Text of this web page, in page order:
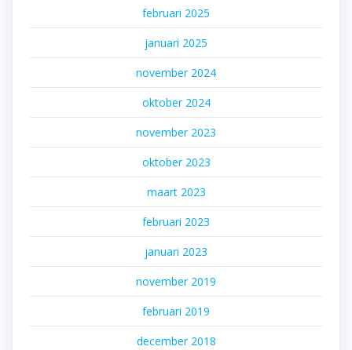
februari 2025
januari 2025
november 2024
oktober 2024
november 2023
oktober 2023
maart 2023
februari 2023
januari 2023
november 2019
februari 2019
december 2018